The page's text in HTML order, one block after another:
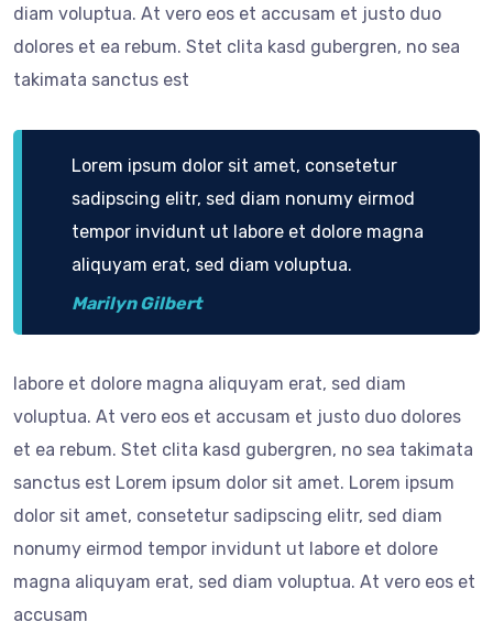
diam voluptua. At vero eos et accusam et justo duo
dolores et ea rebum. Stet clita kasd gubergren, no sea
takimata sanctus est
Lorem ipsum dolor sit amet, consetetur
sadipscing elitr, sed diam nonumy eirmod
tempor invidunt ut labore et dolore magna
aliquyam erat, sed diam voluptua.
Marilyn Gilbert
labore et dolore magna aliquyam erat, sed diam
voluptua. At vero eos et accusam et justo duo dolores
et ea rebum. Stet clita kasd gubergren, no sea takimata
sanctus est Lorem ipsum dolor sit amet. Lorem ipsum
dolor sit amet, consetetur sadipscing elitr, sed diam
nonumy eirmod tempor invidunt ut labore et dolore
magna aliquyam erat, sed diam voluptua. At vero eos et
accusam